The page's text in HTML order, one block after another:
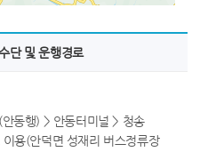
단 및 운행경로
동행) > 안동터미널 > 청송
용(안덕면 성재리 버스정류장